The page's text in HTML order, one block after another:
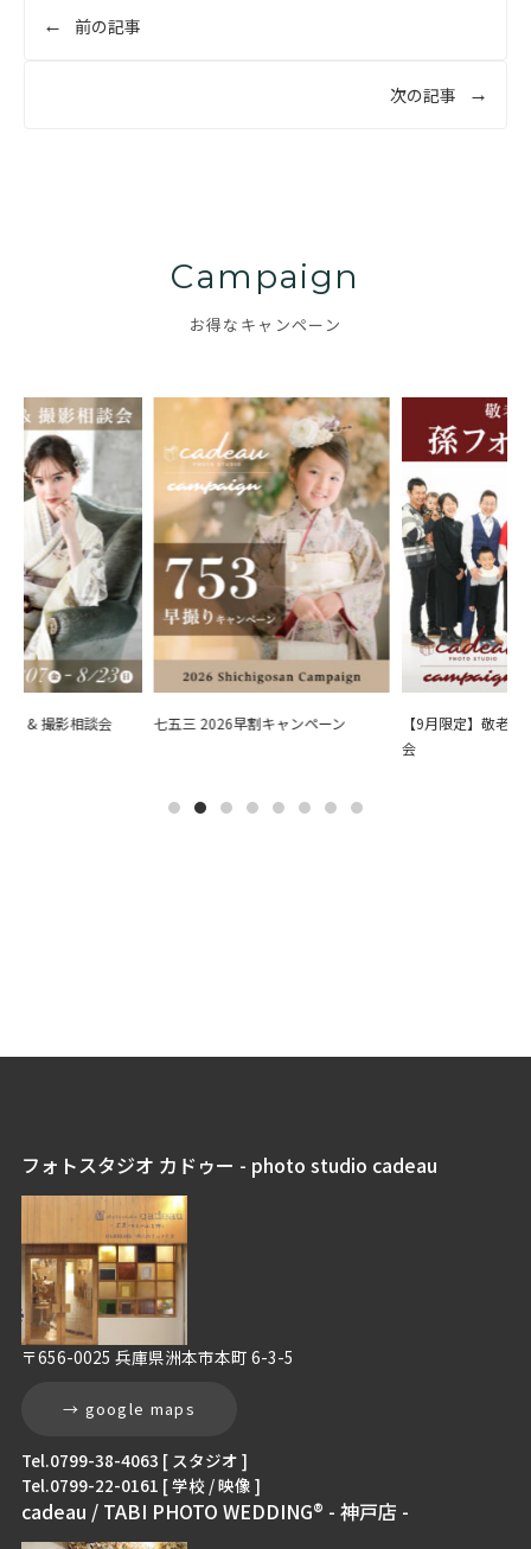
前の記事
次の記事
Campaign
お得なキャンペーン
& 撮影相談会 七五三 2026早割キャンペーン
【9月限定】敬老の
会
フォトスタジオ カドゥー - photo studio cadeau
〒656-0025 兵庫県洲本市本町 6-3-5
→ google maps
Tel.0799-38-4063 [ スタジオ ]
Tel.0799-22-0161 [ 学校 / 映像 ]
cadeau / TABI PHOTO WEDDING® - 神戸店 -